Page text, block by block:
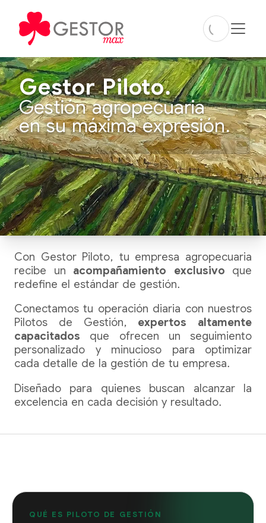
Gestor Piloto.
Gestión agropecuaria
en su máxima expresión.
Con Gestor Piloto, tu empresa agropecuaria
recibe un acompañamiento exclusivo que
redefine el estándar de gestión.
Conectamos tu operación diaria con nuestros
Pilotos de Gestión, expertos altamente
capacitados que ofrecen un seguimiento
personalizado y minucioso para optimizar
cada detalle de la gestión de tu empresa.
Diseñado para quienes buscan alcanzar la
excelencia en cada decisión y resultado.
QUÉ ES PILOTO DE GESTIÓN